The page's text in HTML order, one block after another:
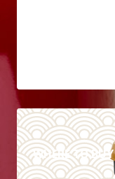
WHERE TO BUY
DETAILS